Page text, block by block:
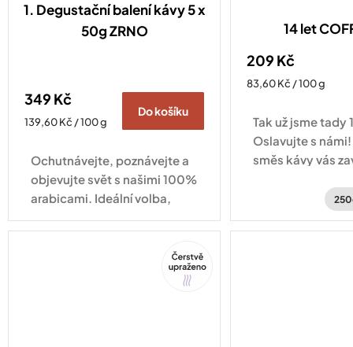
1. Degustační balení kávy 5 x
50g ZRNO
349 Kč
Měrná
139,60 Kč / 100 g
Do košíku
Ochutnávejte, poznávejte a
objevujte svět s našimi 100%
arabicami. Ideální volba,
když se nemůžete
rozhodnout!
14 let
209 Kč
Měrná
83,60 Kč / 100 g
Tak už jsme tady
Oslavujte s
směs kávy vás
Hondurasu a
Tip